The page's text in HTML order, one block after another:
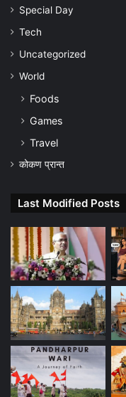
Special Day
Tech
Uncategorized
World
Foods
Games
Travel
कोकण प्रान्त
Last Modified Posts